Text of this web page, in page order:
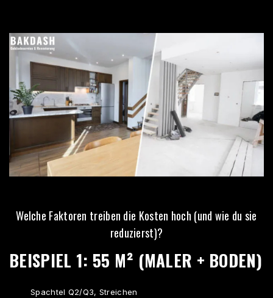
Welche Faktoren treiben die Kosten hoch (und wie du sie
reduzierst)?
BEISPIEL 1: 55 M² (MALER + BODEN)
Spachtel Q2/Q3, Streichen